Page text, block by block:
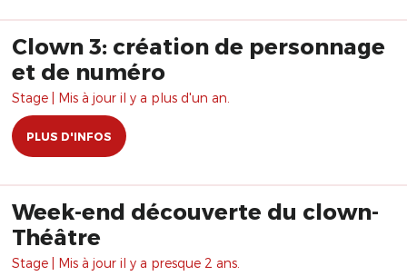
Clown 3: création de personnage
et de numéro
Stage | Mis à jour il y a plus d'un an.
PLUS D'INFOS
Week-end découverte du clown-
Théâtre
Stage | Mis à jour il y a presque 2 ans.